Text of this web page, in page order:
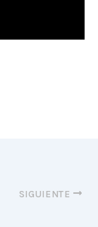
SIGUIENTE